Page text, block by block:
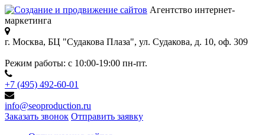
Агентство интернет-
маркетинга
г. Москва, БЦ "Судакова Плаза", ул. Судакова, д. 10, оф. 309
Режим работы: с 10:00-19:00 пн-пт.
+7 (495) 492-60-01
info@seoproduction.ru
Заказать звонок Отправить заявку